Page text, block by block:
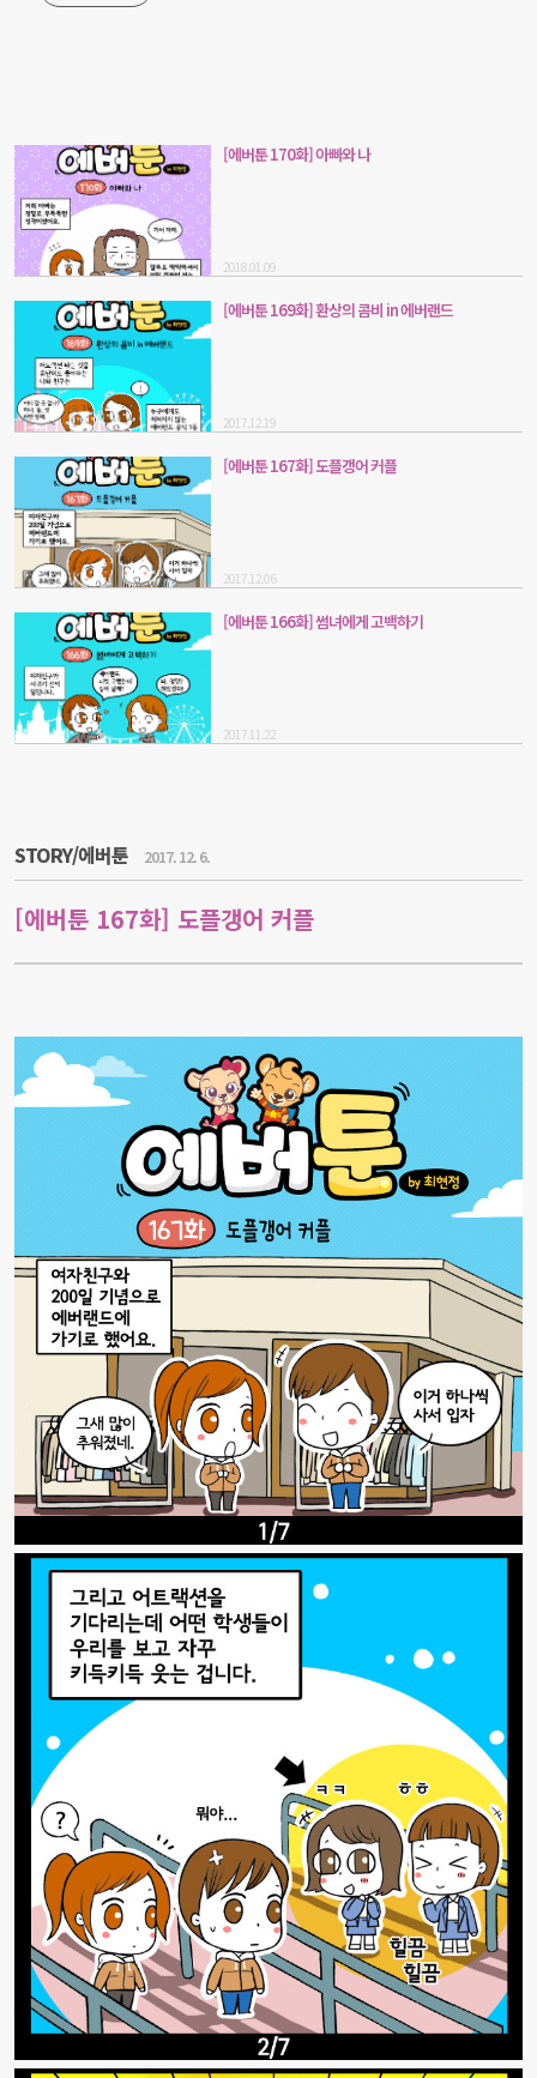
[에버툰 170화] 아빠와 나
2018.01.09
[에버툰 169화] 환상의 콤비 in 에버랜드
2017.12.19
[에버툰 167화] 도플갱어 커플
2017.12.06
[에버툰 166화] 썸녀에게 고백하기
2017.11.22
STORY/에버툰 2017. 12. 6.
[에버툰 167화] 도플갱어 커플